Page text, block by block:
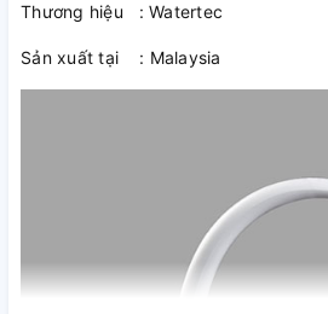
Thương hiệu : Watertec
Sản xuất tại : Malaysia